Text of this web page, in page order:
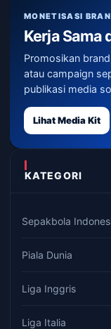
MONETISASI
Kerja Sama
Promosikan
atau campaign
publikasi media
Lihat Media Kit
KATEGORI
Sepakbola
Piala Dunia
Liga Inggris
Liga Italia